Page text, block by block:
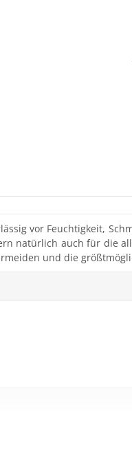
vor Feuchtigkeit,
natürlich auch für die
und die
ist als die